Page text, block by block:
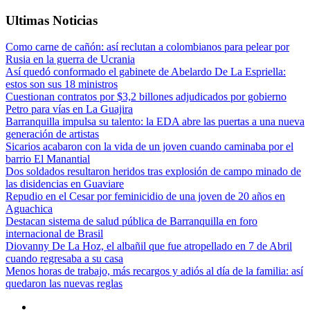
Ultimas Noticias
Como carne de cañón: así reclutan a colombianos para pelear por
Rusia en la guerra de Ucrania
Así quedó conformado el gabinete de Abelardo De La Espriella:
estos son sus 18 ministros
Cuestionan contratos por $3,2 billones adjudicados por gobierno
Petro para vías en La Guajira
Barranquilla impulsa su talento: la EDA abre las puertas a una nueva
generación de artistas
Sicarios acabaron con la vida de un joven cuando caminaba por el
barrio El Manantial
Dos soldados resultaron heridos tras explosión de campo minado de
las disidencias en Guaviare
Repudio en el Cesar por feminicidio de una joven de 20 años en
Aguachica
Destacan sistema de salud pública de Barranquilla en foro
internacional de Brasil
Diovanny De La Hoz, el albañil que fue atropellado en 7 de Abril
cuando regresaba a su casa
Menos horas de trabajo, más recargos y adiós al día de la familia: así
quedaron las nuevas reglas